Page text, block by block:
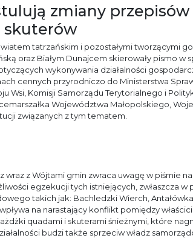
zmiany przepisów
skuterów
tatrzańskim i pozostałymi tworzącymi
oraz Białym Dunajcem skierowały pismo w
wykonywania działalności
cennych przyrodniczo do Ministerstwa
Wsi, Komisji Samorządu Terytorialnego i
Województwa Małopolskiego,
związanych z tym tematem.
z Wójtami gmin zwraca uwagę w piśmie
egzekucji tych istniejących, zwłaszcza
takich jak: Bachledzki Wierch, Antałówka
na narastający konflikt pomiędzy
quadami i skuterami śnieżnymi, które
budzi także sprzeciw władz